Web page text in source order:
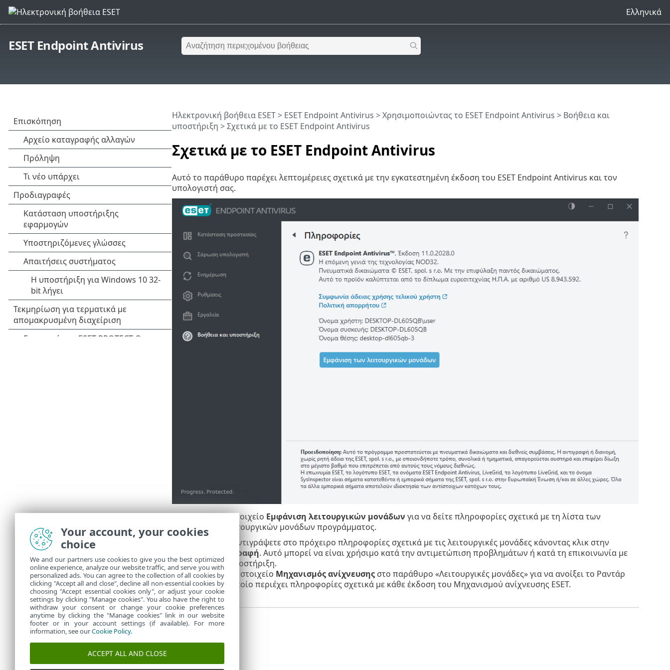
Ελληνικά
ESET Endpoint Antivirus
Σχετικά με το ESET Endpoint Antivirus
Ηλεκτρονική βοήθεια ESET> ESET Endpoint Antivirus >Χρησιμοποιώντας το ESET Endpoint Antivirus > Βοήθεια και
υποστήριξη > Σχετικά με το ESET Endpoint Antivirus
Αυτό το παράθυρο παρέχει λεπτομέρειες σχετικά με την εγκατεστημένη έκδοση του ESET Endpoint Antivirus και τον
υπολογιστή σας.
Κάντε κλικ στο στοιχείο Εμφάνιση λειτουργικών μονάδων για να δείτε πληροφορίες σχετικά με τη λίστα των
φορτωμένων λειτουργικών μονάδων προγράμματος.
Μπορείτε να αντιγράψετε στο πρόχειρο πληροφορίες σχετικά με τις λειτουργικές μονάδες κάνοντας κλικ στην
Αντιγραφή. Αυτό μπορεί να είναι χρήσιμο κατά την αντιμετώπιση προβλημάτων ή κατά τη επικοινωνία με
την Τεχνική υποστήριξη.
Κάντε κλικ στο στοιχείο Μηχανισμός ανίχνευσηςστο παράθυρο «Λειτουργικές μονάδες» για να ανοίξει το Ραντάρ
ιών ESET, το οποίο περιέχει πληροφορίες σχετικά με κάθε έκδοση του Μηχανισμού ανίχνευσης ESET.
Your account, your cookies
choice
We and our partners use cookies to give you the best optimized
online experience, analyze our website traffic, and serve you with
personalized ads. You can agree to the collection of all cookies by
clicking "Accept all and close", decline all non-essential cookies by
choosing "Accept essential cookies only", or adjust your cookie
settings by clicking "Manage cookies". You also have the right to
withdraw your consent or change your cookie preferences
anytime by clicking the "Manage cookies" link in our website
footer or in your account settings (if available). For more
information, see ourCookie Policy.
ACCEPT ALL AND CLOSE